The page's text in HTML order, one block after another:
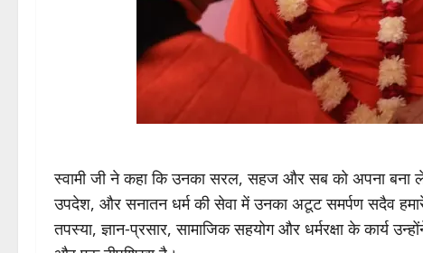
स्वामी जी ने कहा कि उनका सरल, सहज और सब को अपना
उपदेश, और सनातन धर्म की सेवा में उनका अटूट समर्पण सदैव
तपस्या, ज्ञान‑प्रसार, सामाजिक सहयोग और धर्मरक्षा के कार्य